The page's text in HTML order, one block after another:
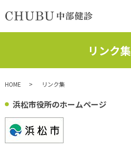
リンク集
HOME リンク集
浜松市役所のホームページ